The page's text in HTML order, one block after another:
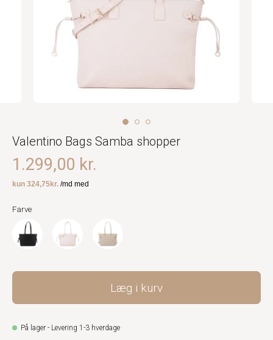
Valentino Bags Samba shopper
1.299,00 kr.
Farve
Læg i kurv
På lager - Levering 1-3 hverdage